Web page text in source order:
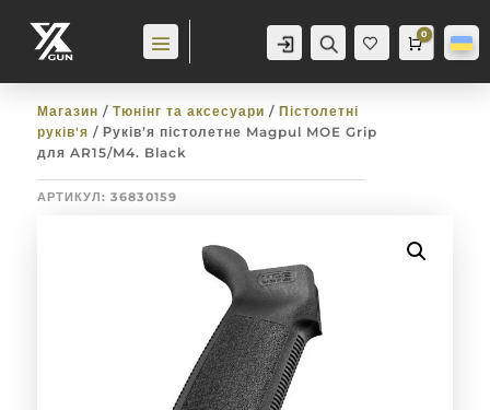
Аккаунт Пошук
Баж
анн
Cart
0
0,0грн
Магазин / Тюнінг та аксесуари / Пістолетні
руків'я / Руків’я пістолетне Magpul MOE Grip
для AR15/M4. Black
АРТИКУЛ: 36830159